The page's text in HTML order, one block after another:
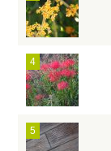
4
5